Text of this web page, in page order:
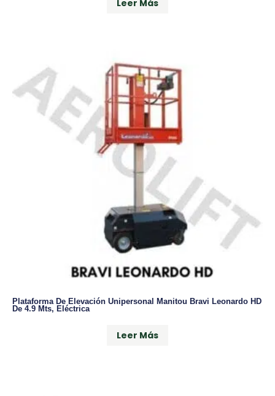
Leer Más
Plataforma De Elevación Unipersonal Manitou Bravi Leonardo HD
De 4.9 Mts, Eléctrica
Leer Más